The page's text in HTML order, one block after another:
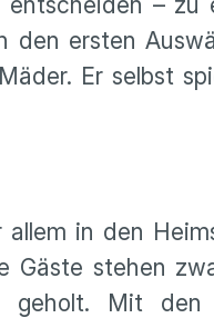
ersten
Er selbst
in den
Gäste stehen
geholt. Mit